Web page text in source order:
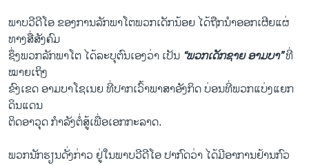
ພາບວີດີໂອ ຂອງການລັກພາໂຕພວກເດັກນ້ອຍ ໄດ້ຖືກນຳອອກເຜີຍແຜ່
ທາງສື່ສັງຄົມ
ຊຶ່ງພວກລັກພາໂຕ ໄດ້ລະບຸຕົນເອງວ່າ ເປັນ “ພວກເດັກຊາຍ ອາມບາ”ທີ່
ໝາຍເຖິງ
ຂົງເຂດ ອາມບາໂຊເນຍ ທີ່ປາກເວົ້າພາສາອັງກິດ ບ່ອນທີ່ພວກແບ່ງແຍກ
ດິນແດນ
ຕິດອາວຸດ ກຳລັງຕໍ່ສູ້ເພື່ອເອກກະລາດ.
ພວກນັກຮຽນດັ່ງກ່າວ ຢູ່ໃນພາບວີດີໂອ ປາກົດວ່າ ໄດ້ມີອາການຢ້ານກົວ